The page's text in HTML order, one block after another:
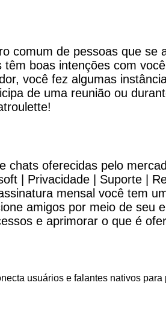
comum de pessoas que
boas intenções com
você fez algumas
de uma reunião ou
chats oferecidas pelo
| Privacidade | Suporte |
mensal você tem
amigos por meio de
e aprimorar o que é
usuários e falantes nativos